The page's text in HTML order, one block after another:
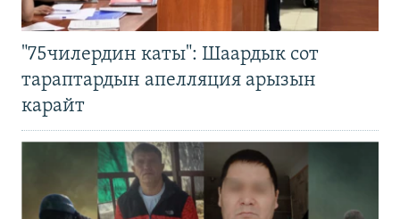
"75чилердин каты": Шаардык сот
тараптардын апелляция арызын
карайт